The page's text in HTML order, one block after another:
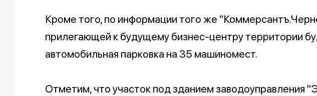
Кроме того, по информации того же
прилегающей к будущему бизнес-центру территории
автомобильная парковка на 35 машиномест.
Отметим, что участок под зданием заводоуправления